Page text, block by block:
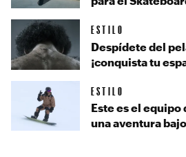
ESTILO
Despídete del
¡conquista tu
ESTILO
Este es el equipo
una aventura